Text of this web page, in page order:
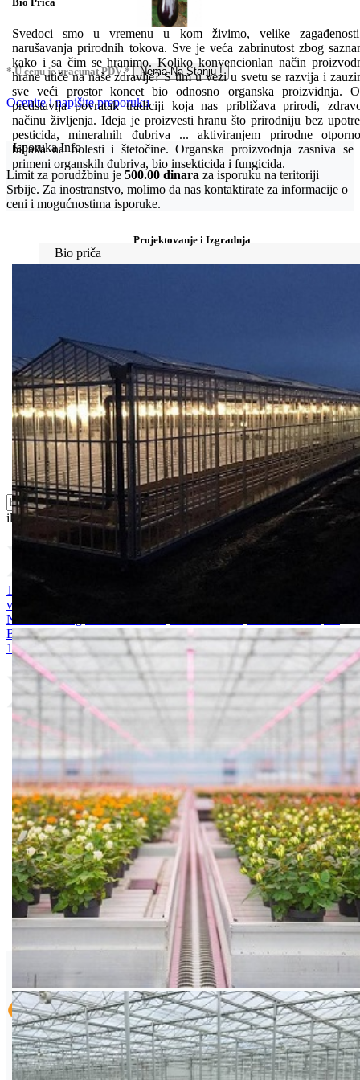
Svedoci smo u vremenu u kom živimo, velike
narušavanja prirodnih tokova. Sve je veća zabrinutost zbog
kako i sa čim se hranimo. Koliko konvencionlan način
hrane utiče na naše zdravlje? S tim u vezi u svetu se razvija i
sve veći prostor koncet bio odnosno organska proizvidnja.
predstavlja povratak tradiciji koja nas približava prirodi,
načinu življenja. Ideja je proizvesti hranu što prirodniju bez
pesticida, mineralnih đubriva ... aktiviranjem prirodne
biljaka na bolesti i štetočine. Organska proizvodnja zasniva se
primeni organskih đubriva, bio insekticida i fungicida.
Projektovanje i Izgradnja
* U cenu je uracunat PDV * Nema Na Stanju !
Ocenite i napišite preporuku
Isporuka Info
Limit za porudžbinu je 500.00 dinara za isporuku na teritoriji
Srbije. Za inostranstvo, molimo da nas kontaktirate za informacije o
ceni i mogućnostima isporuke.
Bio priča
Folije i agrotekstili
Oprema i instrumenti
Semena povrća
Sredstva za ishranu biljaka
Sredstva za zaštitu biljaka
Supstrati
Zaštita ... u 10 litara
ili probajte naprednu: pretragu
1. MAGNEZIJUM SULFAT 25kg
vodotopivi 25kg
NITRAT 25kg
Bely acid 15-10-25 + 2MgO+ Me 25kg 9. BUCHAREST 2500S
10. CINKOSAN